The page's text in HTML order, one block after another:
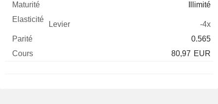
Illimité
-4x
0.565
80,97 EUR